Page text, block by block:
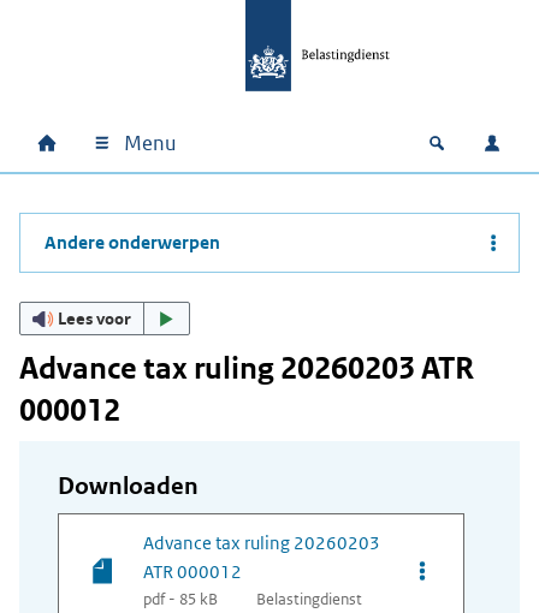
Hoofdnavigatie
Home Menu Open
Andere onderwerpen
Lees voor
Advance tax ruling 20260203 ATR
000012
Downloaden
Advance tax ruling 20260203
ATR 000012
pdf - 85 kB Belastingdienst
Opties van